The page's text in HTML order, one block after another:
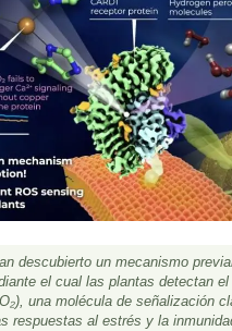
descubierto un mecanismo
el cual las plantas detectan el
una molécula de señalización
respuestas al estrés y la